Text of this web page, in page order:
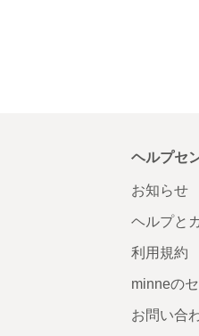
ヘルプセ
お知らせ
ヘルプと
利用規約
minneの
お問い合